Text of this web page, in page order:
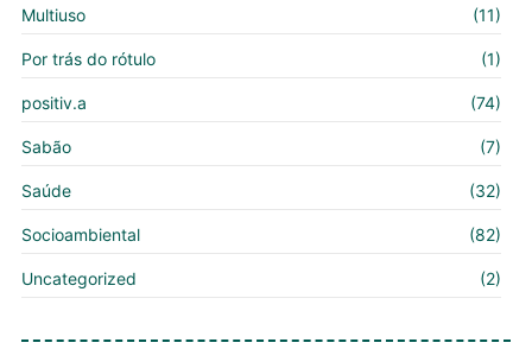
Multiuso (11)
Por trás do rótulo (1)
positiv.a (74)
Sabão (7)
Saúde (32)
Socioambiental (82)
Uncategorized (2)